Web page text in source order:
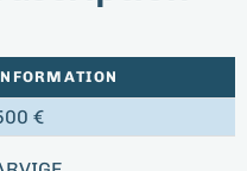
€